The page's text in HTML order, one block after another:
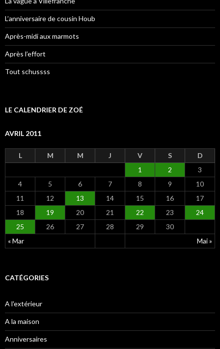
L’anniversaire de cousin Houb
Après-midi aux marmots
Après l’effort
Tout schussss
LE CALENDRIER DE ZOÉ
AVRIL 2011
L M M J V S D
« Mar Mai »
1 2
3
4
5 6 7 8 9
10
11
12 13 14 15 16
17
18
19 20 21 22 23
24
25
26 27 28 29 30
CATÉGORIES
A l'extérieur
A la maison
Anniversaires